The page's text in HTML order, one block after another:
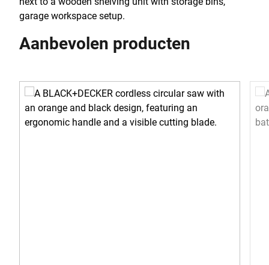
Aanbevolen producten